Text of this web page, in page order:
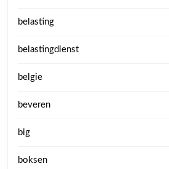
belasting
belastingdienst
belgie
beveren
big
boksen